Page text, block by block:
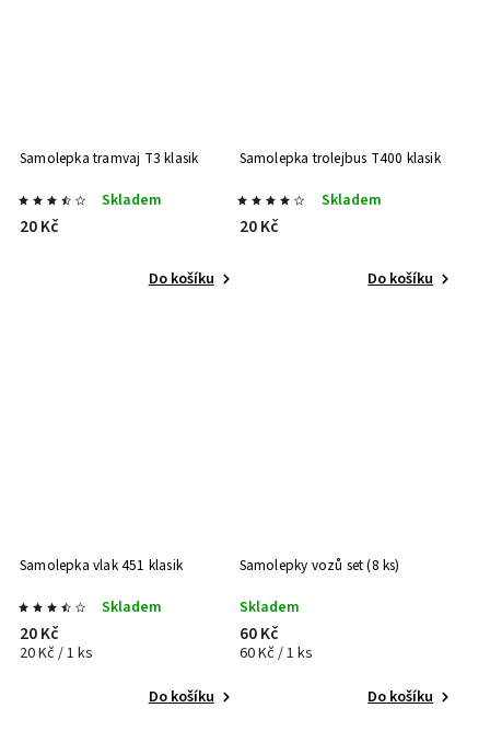
Samolepka tramvaj T3 klasik
Skladem
20 Kč
Do košíku
Samolepka trolejbus T400 klasik
Skladem
20 Kč
Do košíku
Samolepka vlak 451 klasik
Skladem
20 Kč
20 Kč / 1 ks
Do košíku
Samolepky vozů set (8 ks)
Skladem
60 Kč
60 Kč / 1 ks
Do košíku